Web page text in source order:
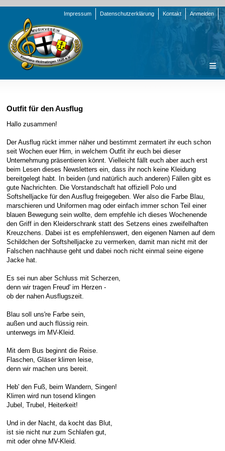
Navigation
Impressum Datenschutzerklärung Kontakt Anmelden
Verein
Vorstand
Team Jugend
Funktionsträger
Satzung/Ordnungen
Formulare
Orchester
Stammorchester
Jugendkapelle
Instrumenten-Serie
Nachrichten
Startseite
Stammorchester
Jugendkapelle
Interne Infos
Newsletter
E-Mail Strato
HiDrive Strato
Termine
Presse
Jahr 2000 - 2004
Jahr 2005 - 2009
Jahr 2010 - 2014
Jahr 2015 - 2019
Jahr 2020 bis
Geschichte
Bilder
Stammorchester
Jugendausbildung
Chronik
Vorstände
Dirigenten
Sponsoren
Outfit für den Ausflug
Hallo zusammen!
Der Ausflug rückt immer näher und bestimmt zermatert ihr euch schon
seit Wochen euer Hirn, in welchem Outfit ihr euch bei dieser
Unternehmung präsentieren könnt. Vielleicht fällt euch aber auch erst
beim Lesen dieses Newsletters ein, dass ihr noch keine Kleidung
bereitgelegt habt. In beiden (und natürlich auch anderen) Fällen gibt es
gute Nachrichten. Die Vorstandschaft hat offiziell Polo und
Softshelljacke für den Ausflug freigegeben. Wer also die Farbe Blau,
marschieren und Uniformen mag oder einfach immer schon Teil einer
blauen Bewegung sein wollte, dem empfehle ich dieses Wochenende
den Griff in den Kleiderschrank statt des Setzens eines zweifelhaften
Kreuzchens. Dabei ist es empfehlenswert, den eigenen Namen auf dem
Schildchen der Softshelljacke zu vermerken, damit man nicht mit der
Falschen nachhause geht und dabei noch nicht einmal seine eigene
Jacke hat.
Es sei nun aber Schluss mit Scherzen,
denn wir tragen Freud' im Herzen -
ob der nahen Ausflugszeit.
Blau soll uns're Farbe sein,
außen und auch flüssig rein.
unterwegs im MV-Kleid.
Mit dem Bus beginnt die Reise.
Flaschen, Gläser klirren leise,
denn wir machen uns bereit.
Heb' den Fuß, beim Wandern, Singen!
Klirren wird nun tosend klingen
Jubel, Trubel, Heiterkeit!
Und in der Nacht, da kocht das Blut,
ist sie nicht nur zum Schlafen gut,
mit oder ohne MV-Kleid.